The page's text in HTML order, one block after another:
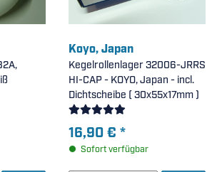
Koyo, Japan
Kegelrollenlager 32006-JRRS
HI-CAP - KOYO, Japan - incl.
Dichtscheibe ( 30x55x17mm )
16,90 € *
Sofort verfügbar